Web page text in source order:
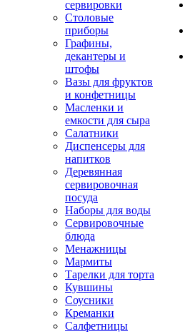
сервировки
Столовые
приборы
Графины,
декантеры и
штофы
Вазы для фруктов
и конфетницы
Масленки и
емкости для сыра
Салатники
Диспенсеры для
напитков
Деревянная
сервировочная
посуда
Наборы для воды
Сервировочные
блюда
Менажницы
Мармиты
Тарелки для торта
Кувшины
Соусники
Креманки
Салфетницы